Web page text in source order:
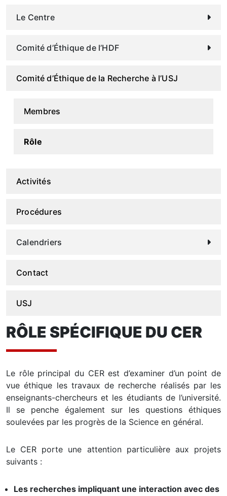
Le Centre
Comité d’Éthique de l’HDF
Comité d’Éthique de la Recherche à l’USJ
Membres
Rôle
Activités
Procédures
Calendriers
Contact
USJ
RÔLE SPÉCIFIQUE DU CER
Le rôle principal du CER est d’examiner d’un point de
vue éthique les travaux de recherche réalisés par les
enseignants-chercheurs et les étudiants de l’université.
Il se penche également sur les questions éthiques
soulevées par les progrès de la Science en général.
Le CER porte une attention particulière aux projets
suivants :
Les recherches impliquant une interaction avec des